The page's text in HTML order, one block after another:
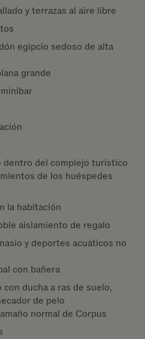
y terrazas al aire libre
egipcio sedoso de alta
grande
del complejo turístico
de los huéspedes
la habitación
aislamiento de regalo
y deportes acuáticos no
con bañera
ducha a ras de suelo,
de pelo
normal de Corpus